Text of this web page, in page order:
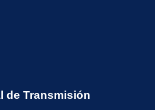
de Transmisión